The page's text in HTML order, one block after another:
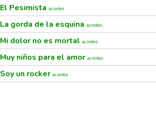
El Pesimista acordes
La gorda de la esquina acordes
Mi dolor no es mortal acordes
Muy niños para el amor acordes
Soy un rocker acordes